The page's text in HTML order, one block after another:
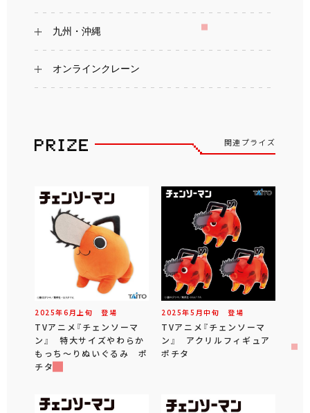
九州・沖縄
オンラインクレーン
関連プライズ
2025年6 月 上旬 登場
TVアニメ『チェンソーマ
ン』 特大サイズやわらか
もっち～りぬいぐるみ ポ
チタ
2025年5 月中旬 登場
TVアニメ『チェンソーマ
ン』 アクリルフィギュア
ポチタ